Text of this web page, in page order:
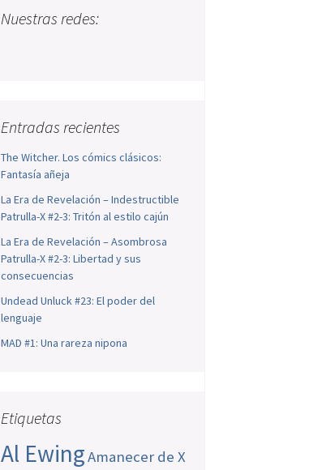
Nuestras redes:
Entradas recientes
The Witcher. Los cómics clásicos:
Fantasía añeja
La Era de Revelación – Indestructible
Patrulla-X #2-3: Tritón al estilo cajún
La Era de Revelación – Asombrosa
Patrulla-X #2-3: Libertad y sus
consecuencias
Undead Unluck #23: El poder del
lenguaje
MAD #1: Una rareza nipona
Etiquetas
Al EwingAmanecer de X